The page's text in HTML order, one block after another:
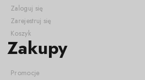
Zaloguj się
Zarejestruj się
Koszyk
Zakupy
Promocje